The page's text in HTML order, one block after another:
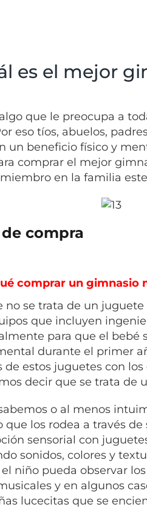
es el mejor
que le preocupa a
eso tíos, abuelos,
un beneficio físico y
comprar el mejor
en la familia
compra
comprar un gimnasio
no se trata de un
que incluyen
para que el bebé
durante el primer
de estos juguetes con
decir que se trata de
o al menos
que los rodea a través
sensorial con
sonidos, colores y
el niño pueda observar
y en algunos
lucecitas que se